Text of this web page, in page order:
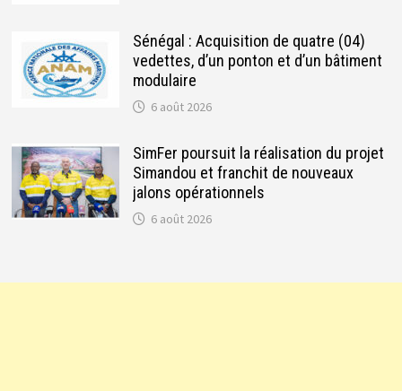
Sénégal : Acquisition de quatre (04)
vedettes, d’un ponton et d’un bâtiment
modulaire
6 août 2026
SimFer poursuit la réalisation du projet
Simandou et franchit de nouveaux
jalons opérationnels
6 août 2026